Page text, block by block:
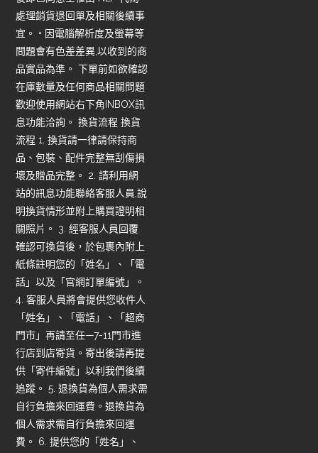
處理銷貨退回單及相關後續事
宜。 • 因電腦解析度及螢幕等
問題會有色差差異,以收到的商
品實品為準。 下單前如欲確認
在庫數量及任何商品相關問題
歡迎使用網站右下角INBOX訊
息功能洽詢。 換貨流程 換貨
流程 1. 換貨請一律請保持商
品、包裝、配件完整無刮傷損
壞及贈品完整。 2. 請利用網
站的訊息功能聯絡客服人員,說
明換貨情形並附上購買證明相
關照片。 3. 經客服人員回覆
確認可換貨後，於包裹內附上
紙條註明您的「姓名」、「電
話」以及「官網訂單編號」。
4. 客服人員將會提供您收件人
「姓名」、「電話」、「超商
門市」再請至任—7-11門市進
行店到店寄貨。寄出後請再提
供「寄件編號」以利我們後續
追蹤。 5. 退換貨為個人需求需
自行負擔來回運費。退換貨為
個人需求需自行負擔來回運
費。 6. 提供您的「姓名」、